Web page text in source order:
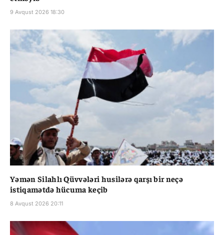
9 Avqust 2026 18:30
Yəmən Silahlı Qüvvələri husilərə qarşı bir neçə
istiqamətdə hücuma keçib
8 Avqust 2026 20:11